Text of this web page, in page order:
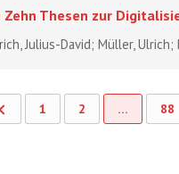
Thesen zur
Julius-David; Müller,
1 2 … 88